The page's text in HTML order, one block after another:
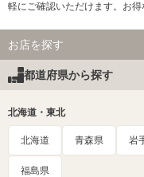
軽にご確認いただけます。お得
お店を探す
都道府県から探す
北海道・東北
北海道 青森県 岩
福島県